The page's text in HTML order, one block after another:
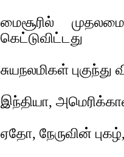
மைசூரில்
கெட்டுவிட்டது
சுயநலமிகள் புகுந்து
இந்தியா,
ஏதோ, நேருவின்